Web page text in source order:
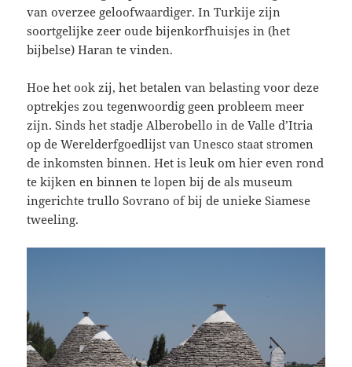
van overzee geloofwaardiger. In Turkije zijn
soortgelijke zeer oude bijenkorfhuisjes in (het
bijbelse) Haran te vinden.
Hoe het ook zij, het betalen van belasting voor deze
optrekjes zou tegenwoordig geen probleem meer
zijn. Sinds het stadje Alberobello in de Valle d’Itria
op de Werelderfgoedlijst van Unesco staat stromen
de inkomsten binnen. Het is leuk om hier even rond
te kijken en binnen te lopen bij de als museum
ingerichte trullo Sovrano of bij de unieke Siamese
tweeling.